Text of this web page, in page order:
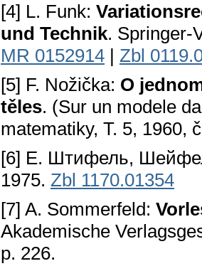
[4] L. Funk:
und Technik. Springer-
MR 0152914 | Zbl
[5] F. Nožička: O
těles. (Sur un modele
matematiky, T. 5, 1960,
[6] E. Штифель,
1975. Zbl 1170.01354
[7] A. Sommerfeld:
Akademische
p. 226.